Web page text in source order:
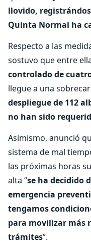
llovido,
Quinta Normal ha
Respecto a las
sostuvo que entre
controlado de
llegue a una
despliegue de 112
no han sido
Asimismo, anunció
sistema de mal
las próximas horas
alta “se ha decidido
emergencia
tengamos
para movilizar más
trámites”.